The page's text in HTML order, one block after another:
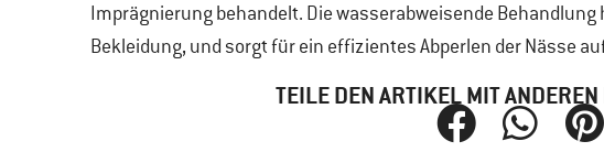
Imprägnierung behandelt. Die wasserabweisende Behandlung
Bekleidung, und sorgt für ein effizientes Abperlen der Nässe
TEILE DEN ARTIKEL MIT